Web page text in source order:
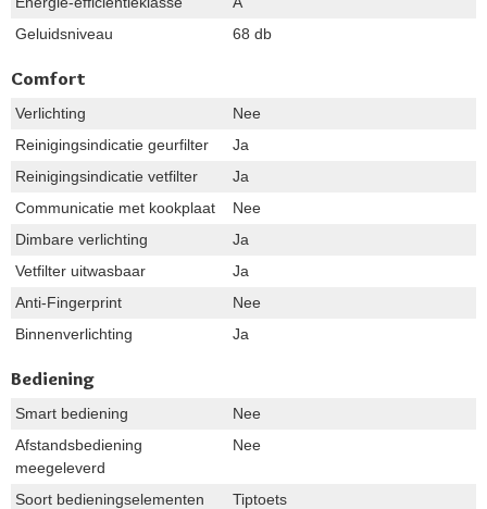
Geluidsniveau
68 db
Comfort
Verlichting
Nee
Reinigingsindicatie geurfilter
Ja
Reinigingsindicatie vetfilter
Ja
Communicatie met kookplaat
Nee
Dimbare verlichting
Ja
Vetfilter uitwasbaar
Ja
Anti-Fingerprint
Nee
Binnenverlichting
Ja
Bediening
Smart bediening
Nee
Afstandsbediening
meegeleverd
Nee
Soort bedieningselementen Tiptoets